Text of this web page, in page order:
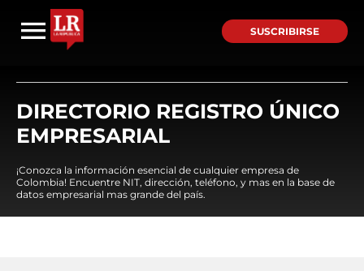
SUSCRIBIRSE
DIRECTORIO REGISTRO ÚNICO
EMPRESARIAL
¡Conozca la información esencial de cualquier empresa de
Colombia! Encuentre NIT, dirección, teléfono, y mas en la base de
datos empresarial mas grande del país.